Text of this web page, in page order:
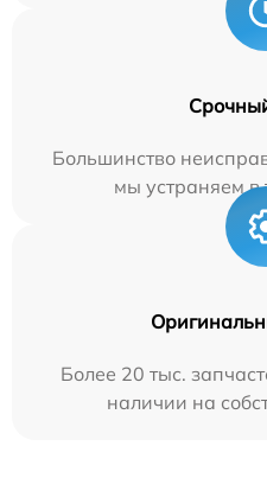
Большинство
мы устраняем в
Более 20 тыс.
наличии на